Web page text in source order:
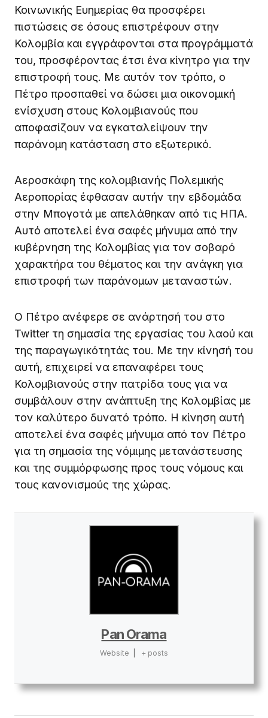
Κοινωνικής Ευημερίας θα προσφέρει
πιστώσεις σε όσους επιστρέφουν στην
Κολομβία και εγγράφονται στα προγράμματά
του, προσφέροντας έτσι ένα κίνητρο για την
επιστροφή τους. Με αυτόν τον τρόπο, ο
Πέτρο προσπαθεί να δώσει μια οικονομική
ενίσχυση στους Κολομβιανούς που
αποφασίζουν να εγκαταλείψουν την
παράνομη κατάσταση στο εξωτερικό.
Αεροσκάφη της κολομβιανής Πολεμικής
Αεροπορίας έφθασαν αυτήν την εβδομάδα
στην Μπογοτά με απελάθηκαν από τις ΗΠΑ.
Αυτό αποτελεί ένα σαφές μήνυμα από την
κυβέρνηση της Κολομβίας για τον σοβαρό
χαρακτήρα του θέματος και την ανάγκη για
επιστροφή των παράνομων μεταναστών.
Ο Πέτρο ανέφερε σε ανάρτησή του στο
Twitter τη σημασία της εργασίας του λαού και
της παραγωγικότητάς του. Με την κίνησή του
αυτή, επιχειρεί να επαναφέρει τους
Κολομβιανούς στην πατρίδα τους για να
συμβάλουν στην ανάπτυξη της Κολομβίας με
τον καλύτερο δυνατό τρόπο. Η κίνηση αυτή
αποτελεί ένα σαφές μήνυμα από τον Πέτρο
για τη σημασία της νόμιμης μετανάστευσης
και της συμμόρφωσης προς τους νόμους και
τους κανονισμούς της χώρας.
Pan Orama
Website + posts